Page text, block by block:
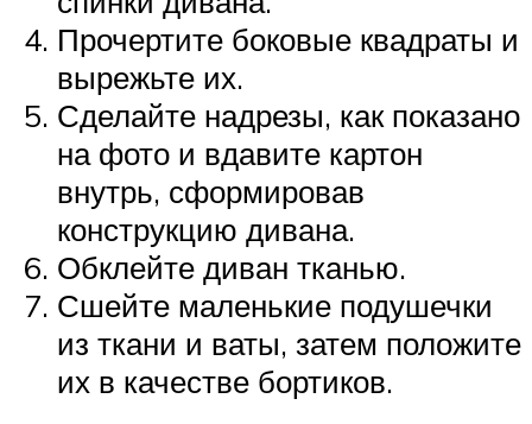
Прочертите боковые квадраты и
вырежьте их.
Сделайте надрезы, как показано
на фото и вдавите картон
внутрь, сформировав
конструкцию дивана.
Обклейте диван тканью.
Сшейте маленькие подушечки
из ткани и ваты, затем положите
их в качестве бортиков.